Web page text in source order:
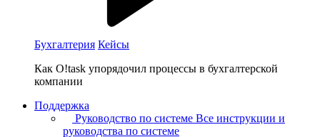
Бухгалтерия Кейсы
Как O!task упорядочил процессы в бухгалтерской
компании
Поддержка
Руководство по системе Все инструкции и
руководства по системе